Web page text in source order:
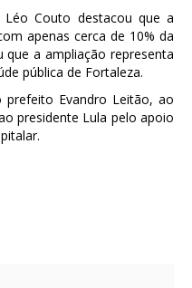
Couto destacou que a
apenas cerca de 10% da
a ampliação representa
pública de Fortaleza.
Evandro Leitão, ao
presidente Lula pelo apoio